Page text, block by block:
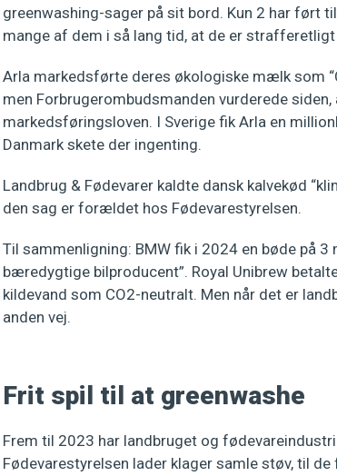
greenwashing-sager på sit bord. Kun 2 har ført
mange af dem i så lang tid, at de er
Arla markedsførte deres økologiske mælk som
men Forbrugerombudsmanden vurderede
markedsføringsloven. I Sverige fik Arla en
Danmark skete der ingenting.
Landbrug & Fødevarer kaldte dansk kalvekød
den sag er forældet hos Fødevarestyrelsen.
Til sammenligning: BMW fik i 2024 en bøde på
bæredygtige bilproducent”. Royal Unibrew
kildevand som CO2-neutralt. Men når det er
anden vej.
Frit spil til at greenwashe
Frem til 2023 har landbruget og
Fødevarestyrelsen lader klager samle støv, til